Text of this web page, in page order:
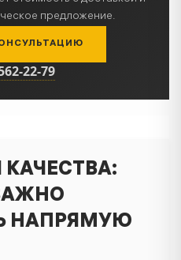
предложение.
22-79
КАЧЕСТВА:
НАПРЯМУЮ